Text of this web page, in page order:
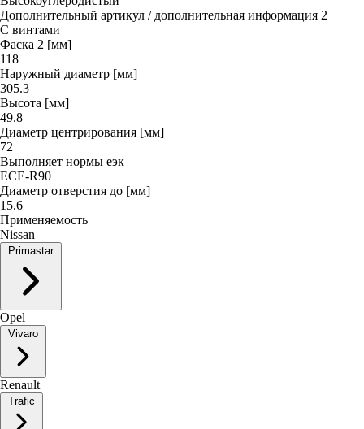
Дополнительный артикул / дополнительная информация 2
С винтами
Фаска 2 [мм]
118
Наружный диаметр [мм]
305.3
Высота [мм]
49.8
Диаметр центрирования [мм]
72
Выполняет нормы еэк
ECE-R90
Диаметр отверстия до [мм]
15.6
Применяемость
Nissan
Primastar
Opel
Renault